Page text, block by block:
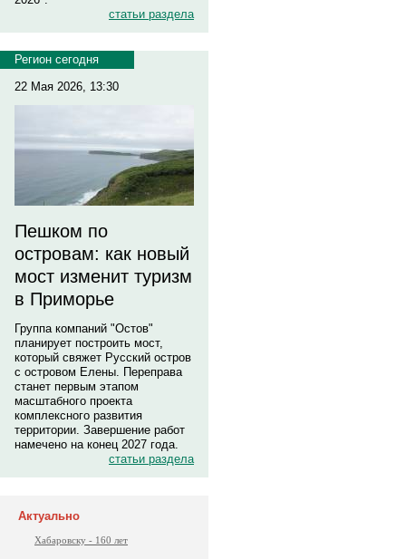
статьи раздела
Регион сегодня
22 Мая 2026, 13:30
Пешком по
островам: как новый
мост изменит туризм
в Приморье
Группа компаний "Остов"
планирует построить мост,
который свяжет Русский остров
с островом Елены. Переправа
станет первым этапом
масштабного проекта
комплексного развития
территории. Завершение работ
намечено на конец 2027 года.
статьи раздела
Актуально
Хабаровску - 160 лет